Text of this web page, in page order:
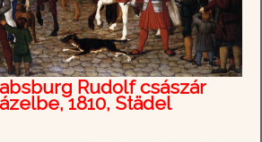
Rudolf császár
1810, Städel